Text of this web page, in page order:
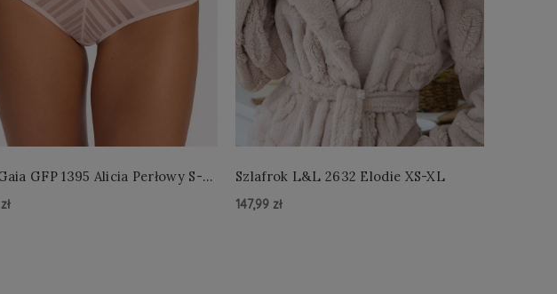
GFP 1395 Alicia Perłowy S-
Szlafrok L&L 2632 Elodie XS-XL
147,99 zł